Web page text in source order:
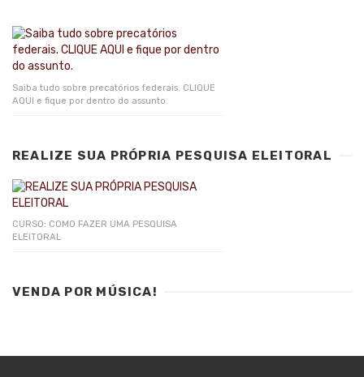
Saiba tudo sobre precatórios federais. CLIQUE
AQUI e fique por dentro do assunto.
REALIZE SUA PRÓPRIA PESQUISA ELEITORAL
CURSO: COMO FAZER UMA PESQUISA
ELEITORAL
VENDA POR MÚSICA!